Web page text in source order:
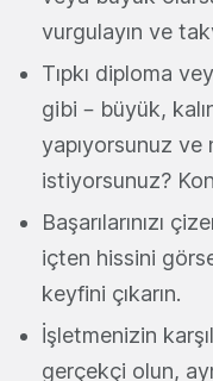
vurgulayın ve
Tıpkı diploma
gibi – büyük,
yapıyorsunuz ve
istiyorsunuz?
Başarılarınızı
içten hissini
keyfini çıkarın.
İşletmenizin
gerçekçi olun,